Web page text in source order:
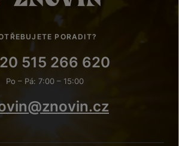
PORADIT?
515 266 620
Po – Pá: 7:00 – 15:00